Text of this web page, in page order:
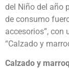
del Niño del año
de consumo
accesorios”, con
“Calzado y
Calzado y